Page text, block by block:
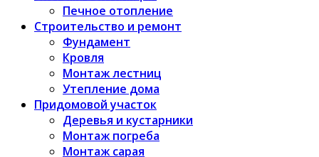
Печное отопление
Строительство и ремонт
Фундамент
Кровля
Монтаж лестниц
Утепление дома
Придомовой участок
Деревья и кустарники
Монтаж погреба
Монтаж сарая